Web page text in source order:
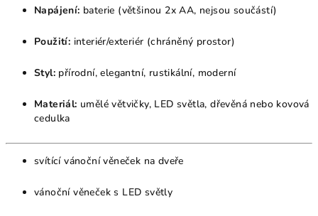
Napájení: baterie (většinou 2x AA, nejsou součástí)
Použití: interiér/exteriér (chráněný prostor)
Styl: přírodní, elegantní, rustikální, moderní
Materiál: umělé větvičky, LED světla, dřevěná nebo kovová
cedulka
svítící vánoční věneček na dveře
vánoční věneček s LED světly